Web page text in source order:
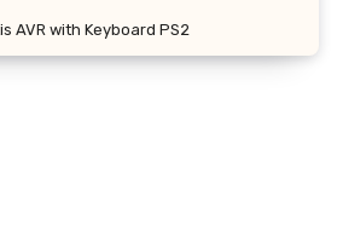
AVR with Keyboard PS2